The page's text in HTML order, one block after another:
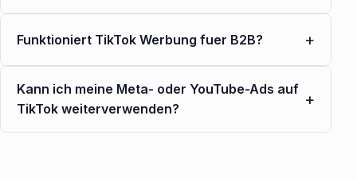
Funktioniert TikTok Werbung fuer B2B? +
Kann ich meine Meta- oder YouTube-Ads auf
TikTok weiterverwenden?
+